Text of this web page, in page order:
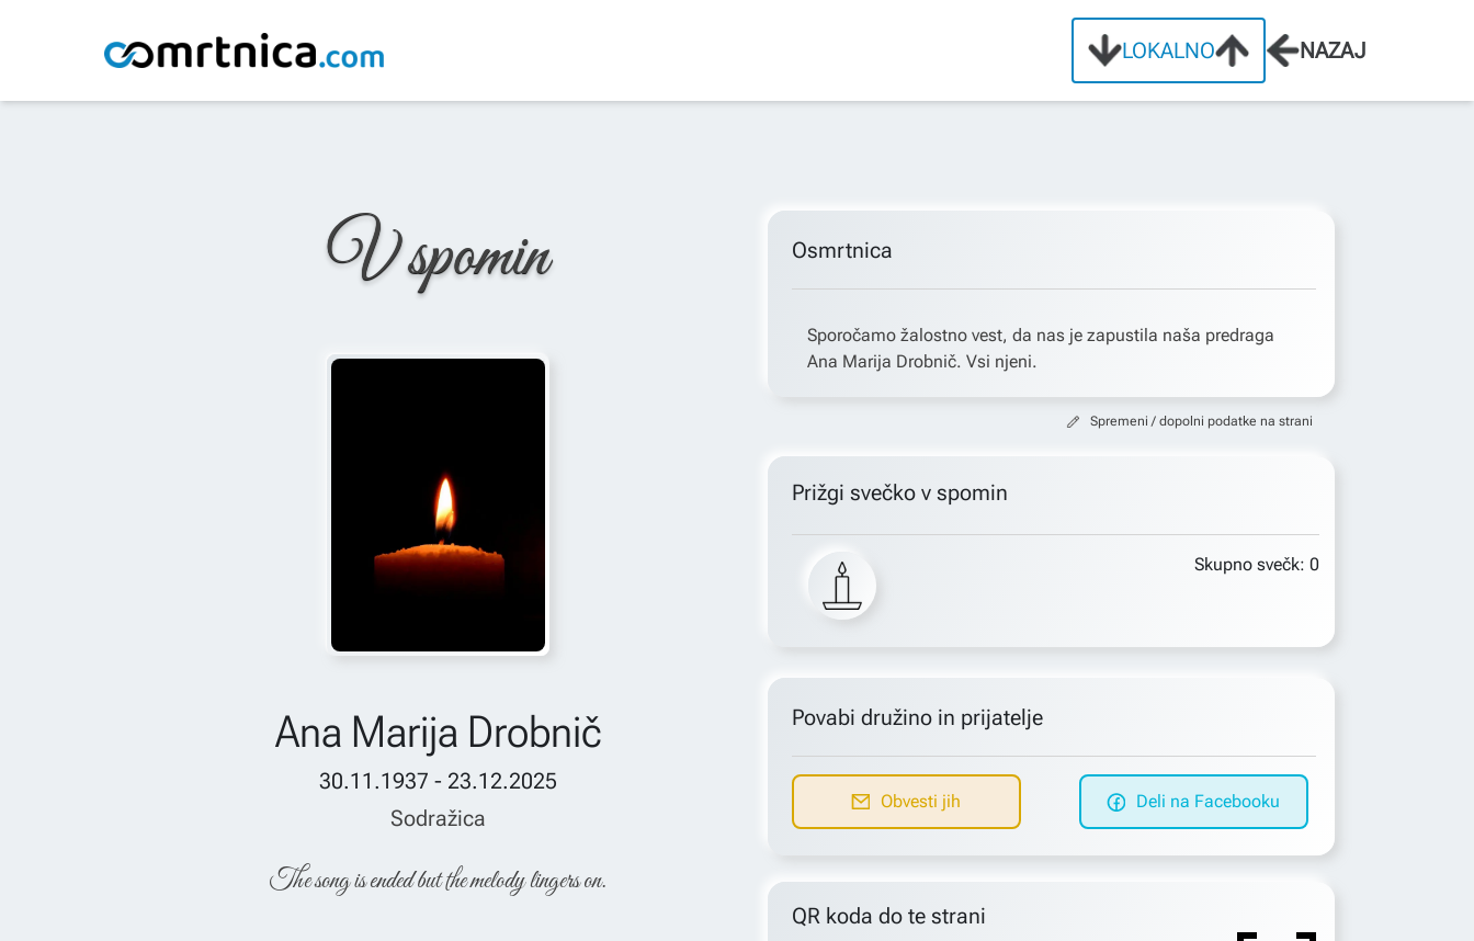
LOKALNO NAZAJ
Osmrtnice / Ana Marija Drobnič
V spomin
Ana Marija Drobnič
30.11.1937 - 23.12.2025
Sodražica
The song is ended but the melody lingers on.
Osmrtnica
Sporočamo žalostno vest, da nas je zapustila naša predraga
Ana Marija Drobnič. Vsi njeni.
Spremeni / dopolni podatke na strani
Prižgi svečko v spomin
Skupno svečk: 0
Povabi družino in prijatelje
Obvesti jih Deli na Facebooku
QR koda do te strani